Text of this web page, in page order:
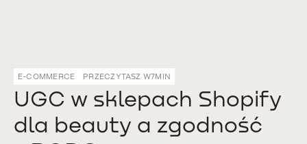
E-COMMERCE PRZECZYTASZ W7MIN
UGC w sklepach Shopify
dla beauty a zgodność